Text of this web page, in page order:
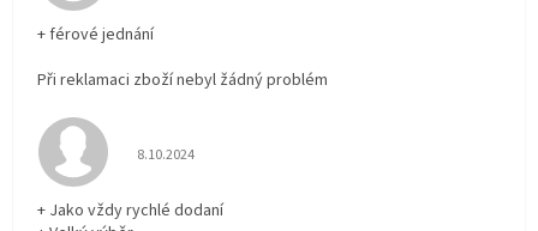
+ férové jednání
Při reklamaci zboží nebyl žádný problém
Hodnocení obchodu je 5 z 5 hvězdiček.
8.10.2024
+ Jako vždy rychlé dodaní